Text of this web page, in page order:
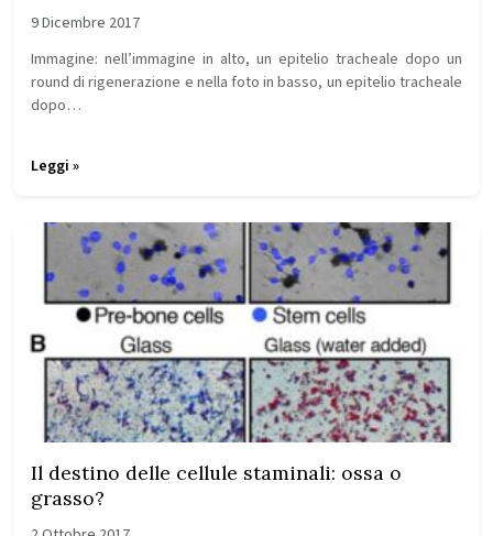
9 Dicembre 2017
Immagine: nell’immagine in alto, un epitelio tracheale dopo un
round di rigenerazione e nella foto in basso, un epitelio tracheale
dopo…
Leggi »
Il destino delle cellule staminali: ossa o
grasso?